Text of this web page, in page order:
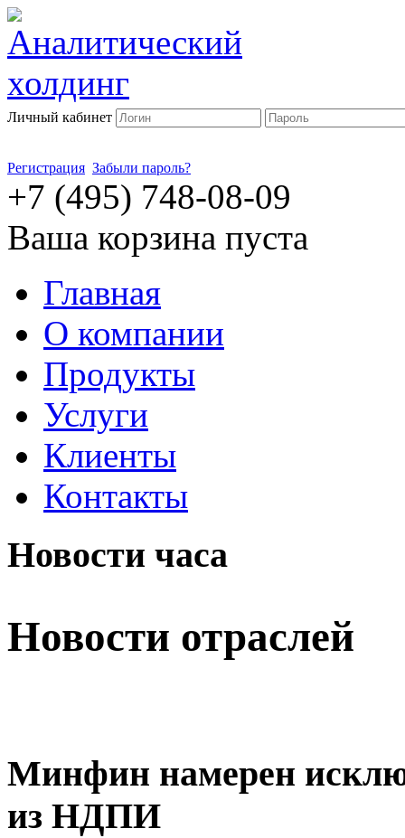
Личный кабинет
Регистрация Забыли пароль?
+7 (495) 748-08-09
Ваша корзина пуста
Главная
О компании
Продукты
Услуги
Клиенты
Контакты
Новости часа
Новости отраслей
Минфин намерен
из НДПИ